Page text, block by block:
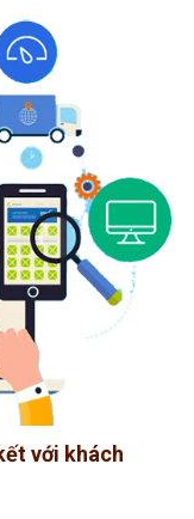
với khách